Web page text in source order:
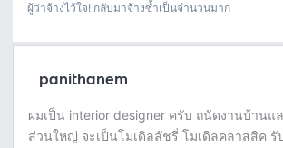
ผู้ว่าจ้างไว้ใจ! กลับมาจ้างซ้ำเป็นจำนวนมาก
panithanem
ผมเป็น interior designer ครับ ถนัดงานบ้านแ
ส่วนใหญ่ จะเป็นโมเดิลลัชรี่ โมเดิลคลาสสิค รั